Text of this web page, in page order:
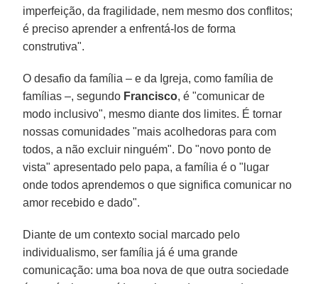
imperfeição, da fragilidade, nem mesmo dos conflitos;
é preciso aprender a enfrentá-los de forma
construtiva".
O desafio da família – e da Igreja, como família de
famílias –, segundo Francisco, é "comunicar de
modo inclusivo", mesmo diante dos limites. É tornar
nossas comunidades "mais acolhedoras para com
todos, a não excluir ninguém". Do "novo ponto de
vista" apresentado pelo papa, a família é o "lugar
onde todos aprendemos o que significa comunicar no
amor recebido e dado".
Diante de um contexto social marcado pelo
individualismo, ser família já é uma grande
comunicação: uma boa nova de que outra sociedade